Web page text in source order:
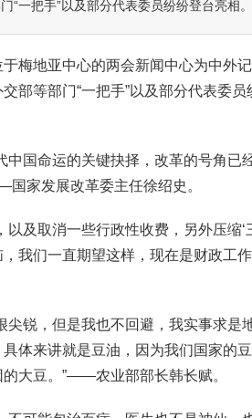
“一把手”以及部分代表委员纷纷登台亮相
于梅地亚中心的两会新闻中心为中外
部等部门“一把手”以及部分代表委
中国命运的关键抉择，改革的号角已
家发展改革委主任徐绍史。
以及取消一些行政性收费，另外压缩
，我们一直期望这样，现在是财政工
尖锐，但是我也不回避，我实事求是
体来讲就是豆油，因为我们国家的
大豆。”——农业部部长韩长赋。